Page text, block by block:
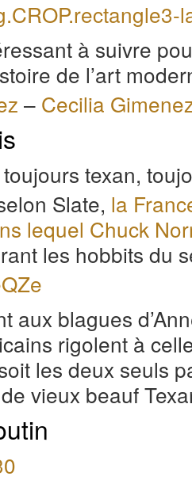
à suivre
de l’art
– Cecilia
texan,
Slate, la
lequel Chuck
les hobbits du
aux blagues
rigolent à
les deux seuls
vieux beauf